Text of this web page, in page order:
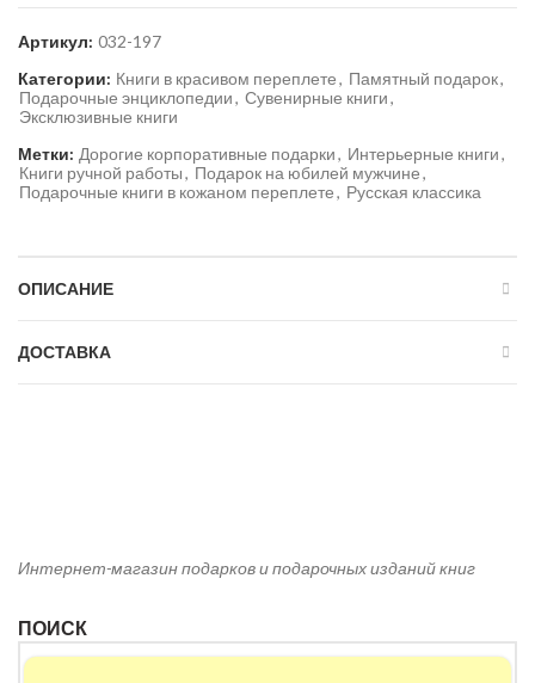
Артикул: 032-197
Категории: Книги в красивом переплете, Памятный подарок,
Подарочные энциклопедии, Сувенирные книги,
Эксклюзивные книги
Метки: Дорогие корпоративные подарки, Интерьерные книги,
Книги ручной работы, Подарок на юбилей мужчине,
Подарочные книги в кожаном переплете, Русская классика
ОПИСАНИЕ
ДОСТАВКА
Интернет-магазин подарков и подарочных изданий книг
ПОИСК